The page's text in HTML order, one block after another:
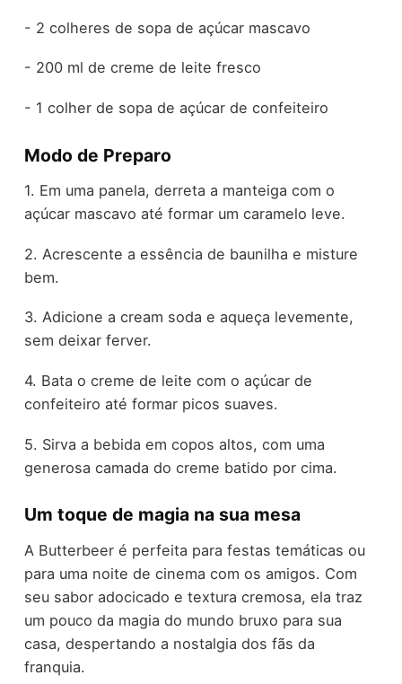
- 2 colheres de sopa de açúcar mascavo
- 200 ml de creme de leite fresco
- 1 colher de sopa de açúcar de confeiteiro
Modo de Preparo
1. Em uma panela, derreta a manteiga com o
açúcar mascavo até formar um caramelo leve.
2. Acrescente a essência de baunilha e misture
bem.
3. Adicione a cream soda e aqueça levemente,
sem deixar ferver.
4. Bata o creme de leite com o açúcar de
confeiteiro até formar picos suaves.
5. Sirva a bebida em copos altos, com uma
generosa camada do creme batido por cima.
Um toque de magia na sua mesa
A Butterbeer é perfeita para festas temáticas ou
para uma noite de cinema com os amigos. Com
seu sabor adocicado e textura cremosa, ela traz
um pouco da magia do mundo bruxo para sua
casa, despertando a nostalgia dos fãs da
franquia.